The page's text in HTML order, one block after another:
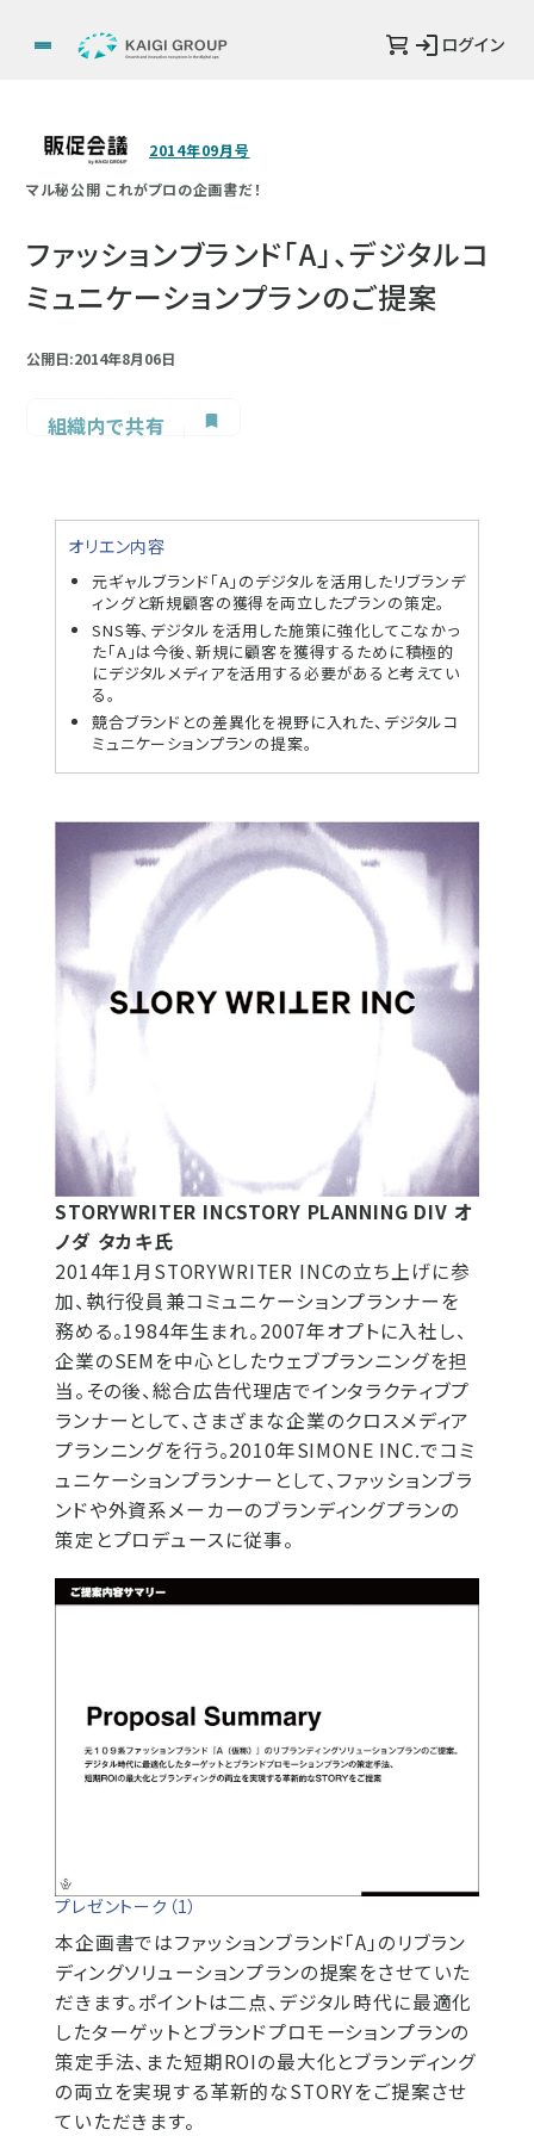
ログイン
2014年09月号
マル秘公開 これがプロの企画書だ！
ファッションブランド「A」、デジタルコ
ミュニケーションプランのご提案
公開日:2014年8月06日
組織内で共有
オリエン内容
元ギャルブランド「A」のデジタルを活用したリブランデ
ィングと新規顧客の獲得を両立したプランの策定。
SNS等、デジタルを活用した施策に強化してこなかっ
た「A」は今後、新規に顧客を獲得するために積極的
にデジタルメディアを活用する必要があると考えてい
る。
競合ブランドとの差異化を視野に入れた、デジタルコ
ミュニケーションプランの提案。
STORYWRITER INCSTORY PLANNING DIV オ
ノダ タカキ氏
2014年1月STORYWRITER INCの立ち上げに参
加、執行役員兼コミュニケーションプランナーを
務める。1984年生まれ。2007年オプトに入社し、
企業のSEMを中心としたウェブプランニングを担
当。その後、総合広告代理店でインタラクティブプ
ランナーとして、さまざまな企業のクロスメディア
プランニングを行う。2010年SIMONE INC.でコミ
ュニケーションプランナーとして、ファッションブラ
ンドや外資系メーカーのブランディングプランの
策定とプロデュースに従事。
プレゼントーク（1）
本企画書ではファッションブランド「A」のリブラン
ディングソリューションプランの提案をさせていた
だきます。ポイントは二点、デジタル時代に最適化
したターゲットとブランドプロモーションプランの
策定手法、また短期ROIの最大化とブランディング
の両立を実現する革新的なSTORYをご提案させ
ていただきます。